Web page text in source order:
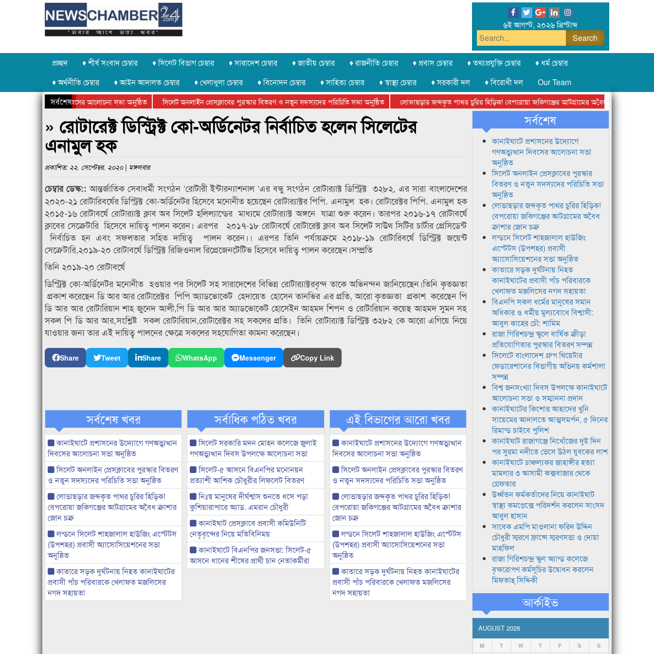
৬ই আগস্ট, ২০২৬ খ্রিস্টাব্দ
প্রচ্ছদ ♦ শীর্ষ সংবাদ চেম্বার ♦ সিলেট বিভাগ চেম্বার ♦ সারাদেশ চেম্বার ♦ জাতীয় চেম্বার ♦ রাজনীতি চেম্বার ♦ প্রবাস চেম্বার ♦ তথ্যপ্রযুক্তি চেম্বার
♦ ধর্ম চেম্বার
♦ অর্থনীতি চেম্বার
♦ আইন আদালত চেম্বার ♦ খেলাধুলা চেম্বার ♦ বিনোদন চেম্বার ♦ সাহিত্য চেম্বার ♦ স্বাস্থ্য চেম্বার ♦ সরকারী দল ♦ বিরোধী দল
Our Team
সর্বশেষ
উদ্যোগে গণঅভ্যুত্থান দিবসের আলোচনা সভা অনুষ্ঠিত সিলেট অনলাইন প্রেসক্লাবের পুরস্কার বিতরণ ও নতুন সদস্যদের পরিচিতি সভা অনুষ্ঠিত
লোভাছড়ার জব্দকৃত পাথর চুরির হিড়িক! বেপরোয়া জকিগঞ্জের আটগ্রামের অবৈধ ক্রাশার জোন চক্র
কানাইঘাটে আলোচনা সভা ও সম্মাননা প্রদান
কানাইঘাটের কিশোর আহাদের খুনি সায়েমের আদালতে আত্মসমর্পন, ৫ দিনের রিমান্ড চাইবে পুলিশ
» রোটারেক্ট ডিস্ট্রিক্ট কো-অর্ডিনেটর নির্বাচিত হলেন সিলেটের
এনামুল হক
প্রকাশিত: ২২. সেপ্টেম্বর. ২০২০ | মঙ্গলবার
চেম্বার ডেস্ক::আন্তর্জাতিক সেবাধর্মী সংগঠন ‘রোটারী ইন্টারন্যাশনাল ‘এর বন্ধু সংগঠন রোটার‌্যাক্ট ডিস্ট্রিক্ট ৩২৮২, এর সারা বাংলাদেশের
২০২০-২১ রোটারিবর্ষের ডিস্ট্রিক্ট কো-অর্ডিনেটর হিসেবে মনোনীত হয়েছেন রোটার‌্যাক্টর পিপি. এনামুল হক। রোটারেক্টর পিপি. এনামুল হক
২০১৫-১৬ রোটাবর্ষে রোটার‌্যাক্ট ক্লাব অব সিলেট হলিল্যান্ডের মাধ্যমে রোটার‌্যাক্ট অঙ্গনে যাত্রা শুরু করেন। তারপর ২০১৬-১৭ রোটাবর্ষে
ক্লাবের সেক্রেটারি হিসেবে দায়িত্ব পালন করেন। এরপর ২০১৭-১৮ রোটাবর্ষে রোটারেক্ট ক্লাব অব সিলেট সাউথ সিটির চার্টার প্রেসিডেন্ট
নির্বাচিত হন এবং সফলতার সহিত দায়িত্ব পালন করেন।। এরপর তিনি পর্যায়ক্রমে ২০১৮-১৯ রোটারিবর্ষে ডিস্ট্রিক্ট জয়েন্ট
সেক্রেটারি,২০১৯-২০ রোটাবর্ষে ডিস্ট্রিক্ট রিজিওনাল রিপ্রেজেনটেটিভ হিসেবে দায়িত্ব পালন করেছেন।সম্প্রতি
তিনি ২০১৯-২০ রোটাবর্ষে
ডিস্ট্রিক্ট কো-অর্ডিনেটর মনোনীত হওয়ার পর সিলেট সহ সারাদেশের বিভিন্ন রোটার‌্যাক্টরবৃন্দ তাকে অভিনন্দন জানিয়েছেন।তিনি কৃতজ্ঞতা
প্রকাশ করেছেন ডি আর আর রোটারেক্টর পিপি অ্যাডভোকেট হেদায়েত হোসেন তানভির এর প্রতি, আরো কৃতজ্ঞতা প্রকাশ করেছেন পি
ডি আর আর রোটারিয়ান শাহ জুনেদ আলী,পি ডি আর আর অ্যাডভোকেট হোসেইন আহমদ শিপন ও রোটারিয়ান কয়েছ আহমদ সুমন সহ
সকল পি ডি আর আর,সংশ্লিষ্ট সকল রোটারিয়ান,রোটারেক্টর সহ সকলের প্রতি। তিনি রোটার‌্যাক্ট ডিস্ট্রিক্ট ৩২৮২ কে আরো এগিয়ে নিয়ে
যাওয়ার জন্য তার এই দায়িত্ব পালনের ক্ষেত্রে সকলের সহযোগিতা কামনা করেছেন।
Share Tweet Share WhatsApp Messenger Copy Link
সর্বশেষ খবর
কানাইঘাটে প্রশাসনের উদ্যোগে গণঅভ্যুত্থান
দিবসের আলোচনা সভা অনুষ্ঠিত
সিলেট অনলাইন প্রেসক্লাবের পুরস্কার বিতরণ
ও নতুন সদস্যদের পরিচিতি সভা অনুষ্ঠিত
লোভাছড়ার জব্দকৃত পাথর চুরির হিড়িক!
বেপরোয়া জকিগঞ্জের আটগ্রামের অবৈধ ক্রাশার
জোন চক্র
লন্ডনে সিলেট শাহজালাল হাউজিং এস্টেটস
(উপশহর) প্রবাসী অ্যাসোসিয়েশনের সভা
অনুষ্ঠিত
কাতারে সড়ক দুর্ঘটনায় নিহত কানাইঘাটের
প্রবাসী পাঁচ পরিবারকে খেলাফত মজলিসের
নগদ সহায়তা
সর্বাধিক পঠিত খবর
সিলেট সরকারি মদন মোহন কলেজে জুলাই
গণঅভ্যুত্থান দিবস উপলক্ষে আলোচনা সভা
সিলেট-৫ আসনে বিএনপির মনোনয়ন
প্রত্যাশী আশিক চৌধুরীর লিফলেট বিতরণ
নিঃস্ব মানুষের দীর্ঘশ্বাস শুনতে ধসে পড়া
কুশিয়ারাপারে অ্যাড. এমরান চৌধুরী
কানাইঘাট প্রেসক্লাবে প্রবাসী কমিউনিটি
নেতৃবৃন্দের নিয়ে মতিবিনিময়
কানাইঘাটে বিএনপির জনসভা: সিলেট-৫
আসনে ধানের শীষের প্রার্থী চান নেতাকর্মীরা
এই বিভাগের আরো খবর
কানাইঘাটে প্রশাসনের উদ্যোগে গণঅভ্যুত্থান
দিবসের আলোচনা সভা অনুষ্ঠিত
সিলেট অনলাইন প্রেসক্লাবের পুরস্কার বিতরণ
ও নতুন সদস্যদের পরিচিতি সভা অনুষ্ঠিত
লোভাছড়ার জব্দকৃত পাথর চুরির হিড়িক!
বেপরোয়া জকিগঞ্জের আটগ্রামের অবৈধ ক্রাশার
জোন চক্র
লন্ডনে সিলেট শাহজালাল হাউজিং এস্টেটস
(উপশহর) প্রবাসী অ্যাসোসিয়েশনের সভা
অনুষ্ঠিত
কাতারে সড়ক দুর্ঘটনায় নিহত কানাইঘাটের
প্রবাসী পাঁচ পরিবারকে খেলাফত মজলিসের
নগদ সহায়তা
সর্বশেষ
কানাইঘাটে প্রশাসনের উদ্যোগে
গণঅভ্যুত্থান দিবসের আলোচনা সভা
অনুষ্ঠিত
সিলেট অনলাইন প্রেসক্লাবের পুরস্কার
বিতরণ ও নতুন সদস্যদের পরিচিতি সভা
অনুষ্ঠিত
লোভাছড়ার জব্দকৃত পাথর চুরির হিড়িক!
বেপরোয়া জকিগঞ্জের আটগ্রামের অবৈধ
ক্রাশার জোন চক্র
লন্ডনে সিলেট শাহজালাল হাউজিং
এস্টেটস (উপশহর) প্রবাসী
অ্যাসোসিয়েশনের সভা অনুষ্ঠিত
কাতারে সড়ক দুর্ঘটনায় নিহত
কানাইঘাটের প্রবাসী পাঁচ পরিবারকে
খেলাফত মজলিসের নগদ সহায়তা
বিএনপি সকল ধর্মের মানুষের সমান
অধিকার ও ধর্মীয় মুল্যবোধে বিশ্বাসী:
আবুল কাহের চৌ: শামিম
রাজা গিরিশচন্দ্র স্কুলে বার্ষিক ক্রীড়া
প্রতিযোগিতার পুরস্কার বিতরণ সম্পন্ন
সিলেটে বাংলাদেশ গ্রুপ থিয়েটার
ফেডারেশানের বিভাগীয় অভিনয় কর্মশালা
সম্পন্ন
বিশ্ব জনসংখ্যা দিবস উপলক্ষে কানাইঘাটে
আলোচনা সভা ও সম্মাননা প্রদান
কানাইঘাটের কিশোর আহাদের খুনি
সায়েমের আদালতে আত্মসমর্পন, ৫ দিনের
রিমান্ড চাইবে পুলিশ
কানাইঘাট রাজাগঞ্জে নিখোঁজের দুই দিন
পর সুরমা নদীতে ভেসে উঠল যুবকের লাশ
কানাইঘাটে চাঞ্চল্যকর জাহাঙ্গীর হত্যা
মামলার ৩ আসামী কক্সবাজার থেকে
গ্রেফতার
উর্ধ্বতন কর্মকর্তাদের নিয়ে কানাইঘাট
স্বাস্থ্য কমপ্লেক্সে পরিদর্শন করলেন সাংসদ
আবুল হাসান
সাবেক এমপি মাওলানা ফরিদ উদ্দিন
চৌধুরী স্মরণে ফ্রান্সে স্মরণসভা ও দোয়া
মাহফিল
রাজা গিরিশচন্দ্র স্কুল অ্যান্ড কলেজে
বৃক্ষরোপণ কর্মসূচির উদ্বোধন করলেন
মিফতাহ্ সিদ্দিকী
আর্কাইভ
AUGUST 2026
M T W T F S S